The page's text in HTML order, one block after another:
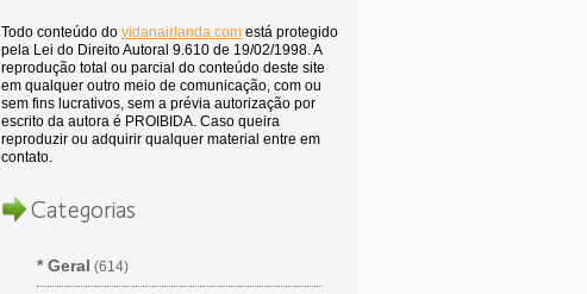
Todo conteúdo do vidanairlanda.com está protegido
pela Lei do Direito Autoral 9.610 de 19/02/1998. A
reprodução total ou parcial do conteúdo deste site
em qualquer outro meio de comunicação, com ou
sem fins lucrativos, sem a prévia autorização por
escrito da autora é PROIBIDA. Caso queira
reproduzir ou adquirir qualquer material entre em
contato.
Categorias
* Geral (614)